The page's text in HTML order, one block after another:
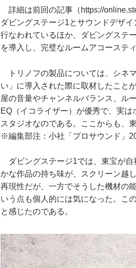
詳細は前回の記事（ https://
ダビングステージ1とサウンドデザ
行なわれているほか、ダビングステ
を導入し、完璧なルームアコーステ
トリノフの製品については、シネ
い」に導入された際に取材したこと
屋の音量やチャンネルバランス、ル
EQ（イコライザー）が優秀で、実
スタジオなのである。ここからも、
※編集部注：小社「プロサウンド」
ダビングステージ1では、東宝が自
かな作品の持ち味が、スクリーン越
再現性だが、一方でそうした機材の
いう点も個人的には気になった。こ
と感じたのである。